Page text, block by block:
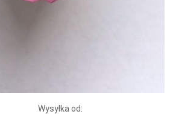
Wysyłka od: